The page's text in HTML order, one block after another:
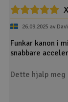
26.09.2025 av
Funkar kanon i
snabbare
Dette hjalp meg